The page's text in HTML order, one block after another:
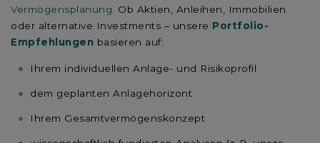
Vermögensplanung. Ob Aktien, Anleihen, Immobilien
oder alternative Investments – unsere Portfolio-
Empfehlungen basieren auf:
Ihrem individuellen Anlage- und Risikoprofil
dem geplanten Anlagehorizont
Ihrem Gesamtvermögenskonzept